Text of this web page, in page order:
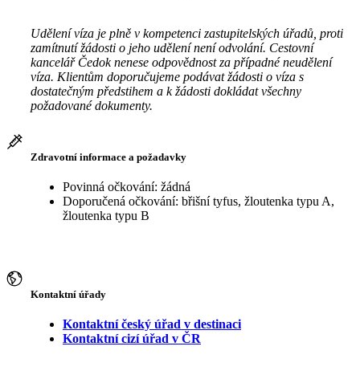
Udělení víza je plně v kompetenci zastupitelských úřadů, proti
zamítnutí žádosti o jeho udělení není odvolání. Cestovní
kancelář Čedok nenese odpovědnost za případné neudělení
víza. Klientům doporučujeme podávat žádosti o víza s
dostatečným předstihem a k žádosti dokládat všechny
požadované dokumenty.
Zdravotní informace a požadavky
Povinná očkování: žádná
Doporučená očkování: břišní tyfus, žloutenka typu A,
žloutenka typu B
Kontaktní úřady
Kontaktní český úřad v destinaci
Kontaktní cizí úřad v ČR